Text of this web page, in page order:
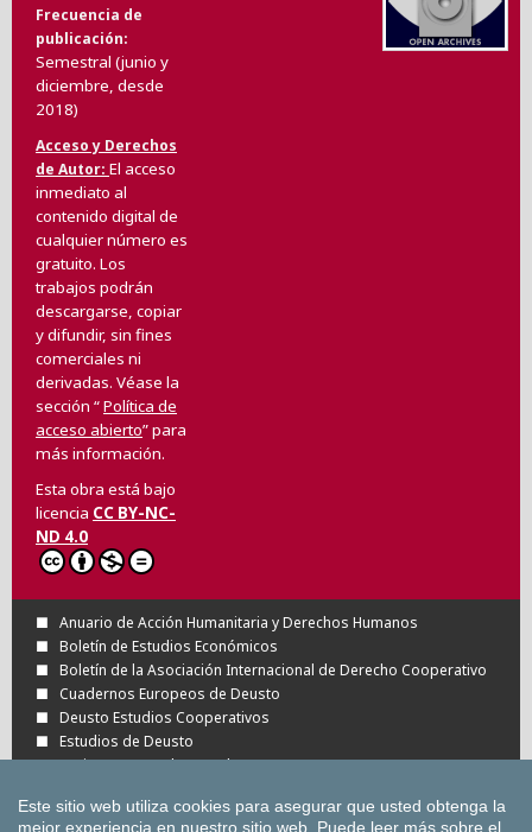
Frecuencia de
publicación
Semestral (junio y
diciembre, desde
2018)
Acceso y Derechos
de Autor El acceso
inmediato al
contenido digital de
cualquier número es
gratuito. Los
trabajos podrán
descargarse, copiar
y difundir, sin fines
comerciales ni
derivadas. Véase la
sección “Política de
acceso abierto” para
más información.
Esta obra está bajo
licencia CC BY-NC-
ND 4.0
Anuario de Acción Humanitaria y Derechos Humanos
Boletín de Estudios Económicos
Boletín de la Asociación Internacional de Derecho Cooperativo
Cuadernos Europeos de Deusto
Deusto Estudios Cooperativos
Estudios de Deusto
Revista Deusto de Derechos Humanos
Todas las Revistas Científicas de Deusto en
Este sitio web utiliza cookies para asegurar que usted obtenga la
mejor experiencia en nuestro sitio web. Puede leer más sobre el